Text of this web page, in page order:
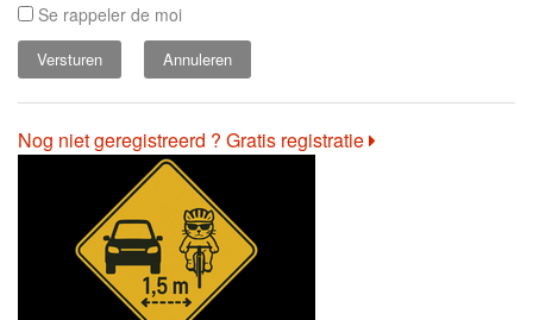
Se rappeler de moi
Annuleren
Nog niet geregistreerd ? Gratis registratie